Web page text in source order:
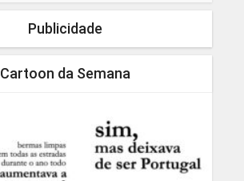
Publicidade
Cartoon da Semana